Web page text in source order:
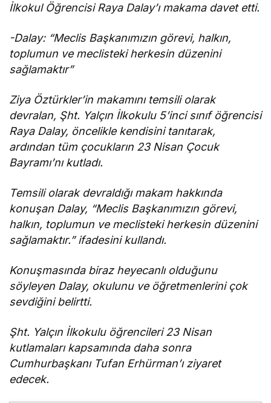
İlkokul Öğrencisi Raya Dalay’ı makama davet etti.
-Dalay: “Meclis Başkanımızın görevi, halkın,
toplumun ve meclisteki herkesin düzenini
sağlamaktır”
Ziya Öztürkler’in makamını temsili olarak
devralan, Şht. Yalçın İlkokulu 5’inci sınıf öğrencisi
Raya Dalay, öncelikle kendisini tanıtarak,
ardından tüm çocukların 23 Nisan Çocuk
Bayramı’nı kutladı.
Temsili olarak devraldığı makam hakkında
konuşan Dalay, “Meclis Başkanımızın görevi,
halkın, toplumun ve meclisteki herkesin düzenini
sağlamaktır.” ifadesini kullandı.
Konuşmasında biraz heyecanlı olduğunu
söyleyen Dalay, okulunu ve öğretmenlerini çok
sevdiğini belirtti.
Şht. Yalçın İlkokulu öğrencileri 23 Nisan
kutlamaları kapsamında daha sonra
Cumhurbaşkanı Tufan Erhürman’ı ziyaret
edecek.